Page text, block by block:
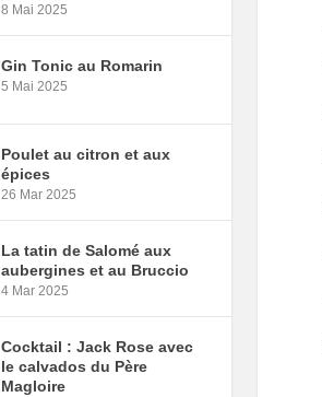
8 Mai 2025
Gin Tonic au Romarin
5 Mai 2025
Poulet au citron et aux
épices
26 Mar 2025
La tatin de Salomé aux
aubergines et au Bruccio
4 Mar 2025
Cocktail : Jack Rose avec
le calvados du Père
Magloire